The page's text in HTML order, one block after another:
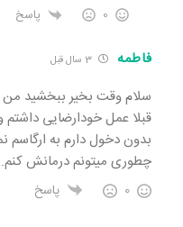
0 پاسخ
فاطمه 3 سال قبل
قبلا عمل خودارضایی داشتم
بدون دخول دارم به ارگاسم
چطوری میتونم درمانش کنم.
0 پاسخ